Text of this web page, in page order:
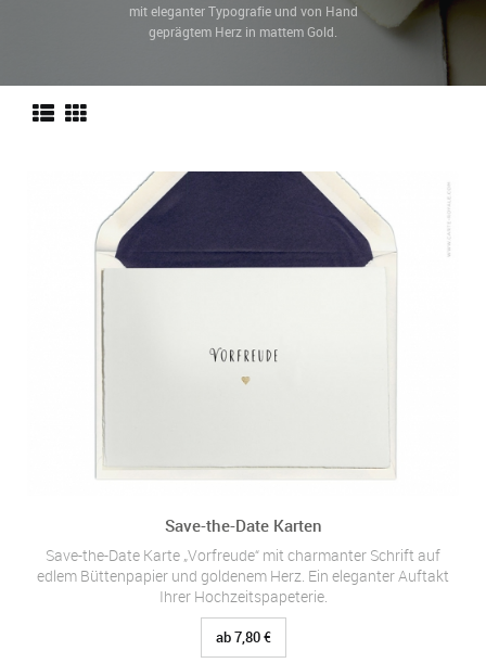
mit eleganter Typografie und von Hand
geprägtem Herz in mattem Gold.
Save-the-Date Karten
Save-the-Date Karte „Vorfreude“ mit charmanter Schrift auf
edlem Büttenpapier und goldenem Herz. Ein eleganter Auftakt
Ihrer Hochzeitspapeterie.
ab 7,80 €